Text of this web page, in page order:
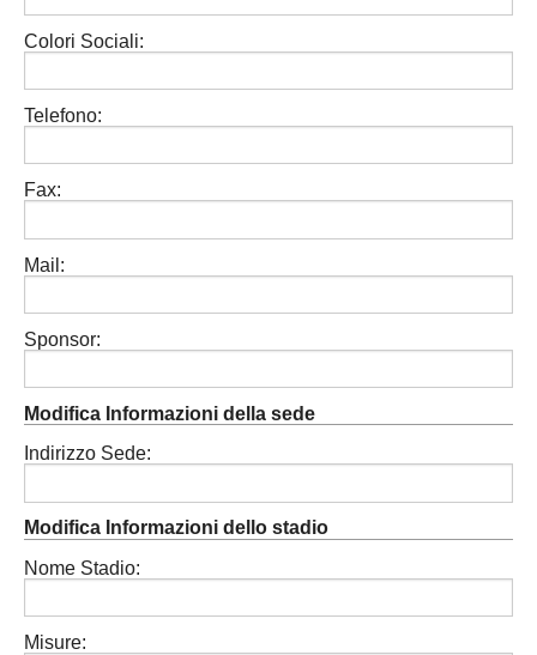
PROMOZIONE
2^ CATEGORIA
GIOVANILI
Colori Sociali:
Telefono:
Fax:
Mail:
Sponsor:
Modifica Informazioni della sede
Indirizzo Sede:
Modifica Informazioni dello stadio
Nome Stadio:
Misure: